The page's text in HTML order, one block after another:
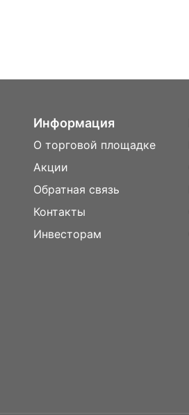
Информация
О торговой площадке
Акции
Обратная связь
Контакты
Инвесторам